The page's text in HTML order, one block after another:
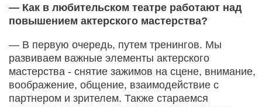
— Как в любительском театре работают над
повышением актерского мастерства?
— В первую очередь, путем тренингов. Мы
развиваем важные элементы актерского
мастерства - снятие зажимов на сцене, внимание,
воображение, общение, взаимодействие с
партнером и зрителем. Также стараемся